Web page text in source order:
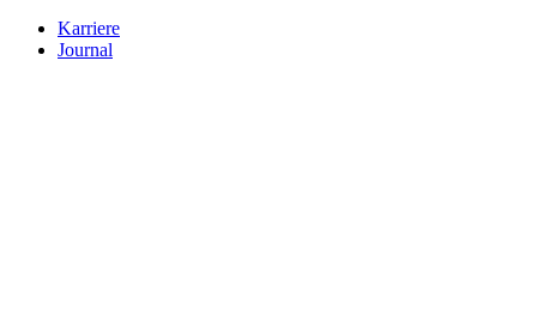
Karriere
Journal